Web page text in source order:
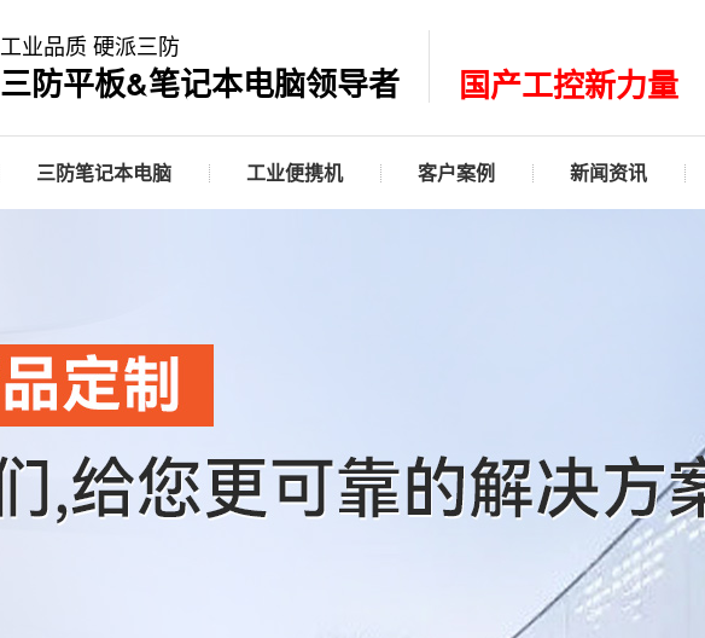
工业品质 硬派三防
三防平板&笔记本电脑领导者 国产工控新力量
三防笔记本电脑 工业便携机 客户案例 新闻资讯